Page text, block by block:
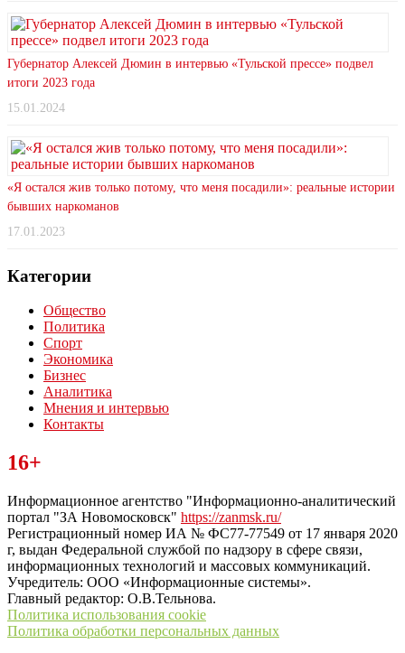
Губернатор Алексей Дюмин в интервью «Тульской прессе» подвел
итоги 2023 года
15.01.2024
«Я остался жив только потому, что меня посадили»: реальные истории
бывших наркоманов
17.01.2023
Категории
Общество
Политика
Спорт
Экономика
Бизнес
Аналитика
Мнения и интервью
Контакты
Читайте последние новости дня в Тульской области на сайте
“ЗаНовомосковск”
16+
Информационное агентство "Информационно-аналитический
портал "ЗА Новомосковск" https://zanmsk.ru/
Регистрационный номер ИА № ФС77-77549 от 17 января 2020
г, выдан Федеральной службой по надзору в сфере связи,
информационных технологий и массовых коммуникаций.
Учредитель: ООО «Информационные системы».
Главный редактор: О.В.Тельнова.
Политика использования cookie
Политика обработки персональных данных